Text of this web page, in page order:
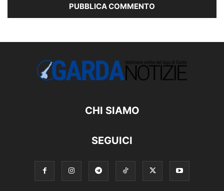
CHI SIAMO
SEGUICI